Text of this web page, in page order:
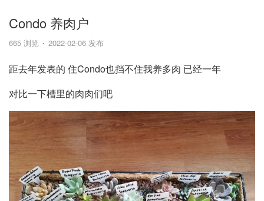
Condo 养肉户
665 浏览 2022-02-06 发布
距去年发表的 住Condo也挡不住我养多肉 已经一年
对比一下槽里的肉肉们吧